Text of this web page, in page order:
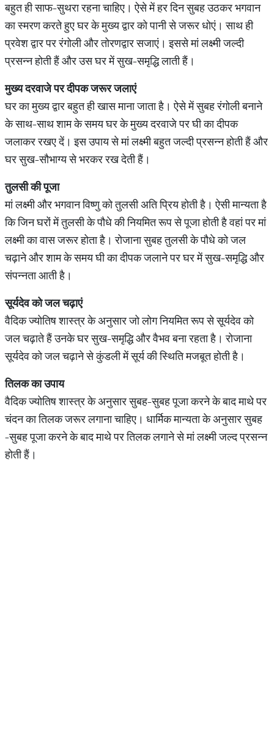
बहुत ही साफ-सुथरा रहना चाहिए। ऐसे में हर दिन सुबह उठकर भगवान
का स्मरण करते हुए घर के मुख्य द्वार को पानी से जरूर धोएं। साथ ही
प्रवेश द्वार पर रंगोली और तोरणद्वार सजाएं। इससे मां लक्ष्मी जल्दी
प्रसन्न होती हैं और उस घर में सुख-समृद्धि लाती हैं।
मुख्यदरवाजेपरदीपकजरूरजलाएं
घर का मुख्य द्वार बहुत ही खास माना जाता है। ऐसे में सुबह रंगोली बनाने
के साथ-साथ शाम के समय घर के मुख्य दरवाजे पर घी का दीपक
जलाकर रखए दें। इस उपाय से मां लक्ष्मी बहुत जल्दी प्रसन्न होती हैं और
घर सुख-सौभाग्य से भरकर रख देती हैं।
तुलसीकीपूजा
मां लक्ष्मी और भगवान विष्णु को तुलसी अति प्रिय होती है। ऐसी मान्यता है
कि जिन घरों में तुलसी के पौधे की नियमित रूप से पूजा होती है वहां पर मां
लक्ष्मी का वास जरूर होता है। रोजाना सुबह तुलसी के पौधे को जल
चढ़ाने और शाम के समय घी का दीपक जलाने पर घर में सुख-समृद्धि और
संपन्नता आती है।
सूर्यदेवकोजलचढ़ाएं
वैदिक ज्योतिष शास्त्र के अनुसार जो लोग नियमित रूप से सूर्यदेव को
जल चढ़ाते हैं उनके घर सुख-समृद्धि और वैभव बना रहता है। रोजाना
सूर्यदेव को जल चढ़ाने से कुंडली में सूर्य की स्थिति मजबूत होती है।
तिलककाउपाय
वैदिक ज्योतिष शास्त्र के अनुसार सुबह-सुबह पूजा करने के बाद माथे पर
चंदन का तिलक जरूर लगाना चाहिए। धार्मिक मान्यता के अनुसार सुबह
-सुबह पूजा करने के बाद माथे पर तिलक लगाने से मां लक्ष्मी जल्द प्रसन्न
होती हैं।